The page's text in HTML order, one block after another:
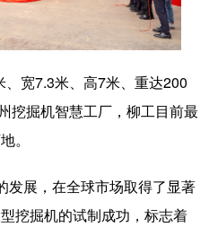
教育
体育 文化
访谈 视频
旅游 能源
宽7.3米、高7米、重达200
挖掘机智慧工厂，柳工目前最
。
展，在全球市场取得了显著
挖掘机的试制成功，标志着